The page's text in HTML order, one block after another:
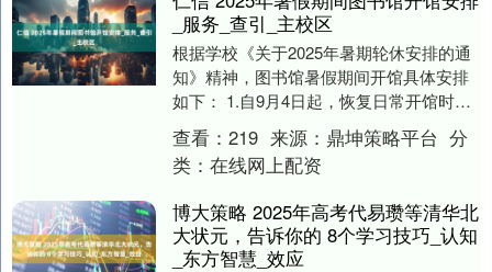
_服务_查引_主校区
根据学校《关于2025年暑期轮休安排的通
知》精神，图书馆暑假期间开馆具体安排
如下： 1.自9月4日起，恢复日常开馆时
间。 2.暑假期间，图书馆所有电子资源正
常提....
查看： 219 来源： 鼎坤策略平台 分
类： 在线网上配资
博大策略 2025年高考代易瓒等清华北
大状元，告诉你的 8个学习技巧_认知
_东方智慧_效应